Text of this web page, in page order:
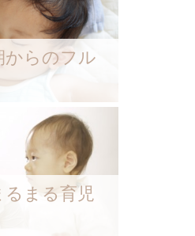
からのフル
まる育児